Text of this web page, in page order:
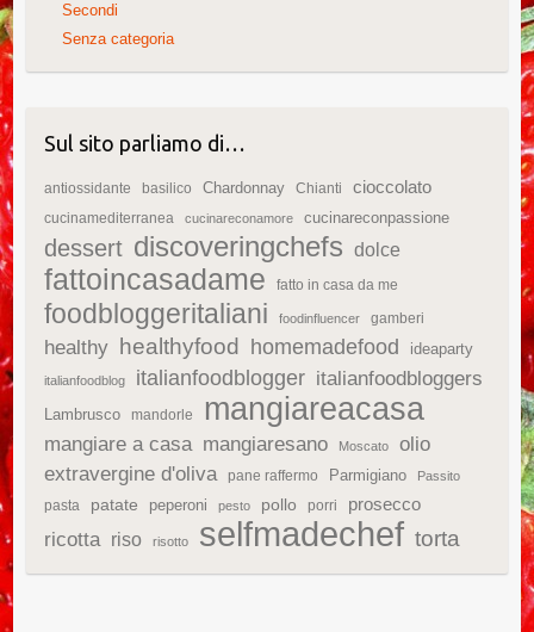
Secondi
Senza categoria
Sul sito parliamo di…
antiossidante basilico Chardonnay Chianti cioccolato
cucinamediterranea cucinareconamore cucinareconpassione
dessert discoveringchefs dolce
fattoincasadame fatto in casa da me
foodbloggeritaliani foodinfluencer gamberi
healthy healthyfood homemadefood ideaparty
italianfoodblog italianfoodblogger italianfoodbloggers
Lambrusco mandorle mangiareacasa
mangiare a casa mangiaresano Moscato
olio
extravergine d'oliva
pane raffermo Parmigiano Passito
pasta patate peperoni pesto pollo porri prosecco
ricotta riso risotto selfmadechef torta